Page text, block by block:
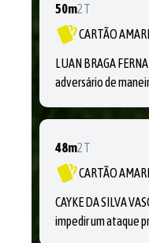
50m2T
CARTÃO
LUAN BRAGA
adversário de
48m2T
CARTÃO
CAYKE DA SILVA
impedir um ataque